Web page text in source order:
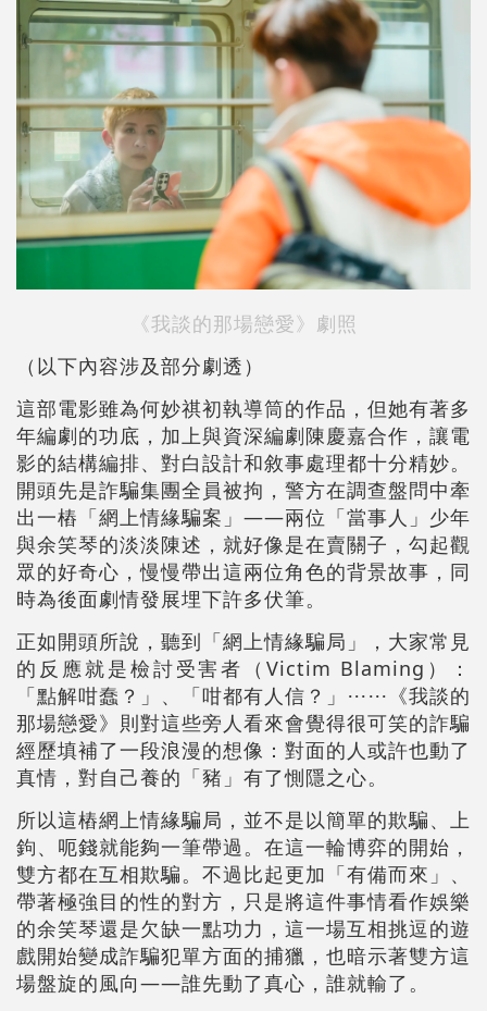
《我談的那場戀愛》劇照
（以下內容涉及部分劇透）
這部電影雖為何妙祺初執導筒的作品，但她有著多
年編劇的功底，加上與資深編劇陳慶嘉合作，讓電
影的結構編排、對白設計和敘事處理都十分精妙。
開頭先是詐騙集團全員被拘，警方在調查盤問中牽
出一樁「網上情緣騙案」——兩位「當事人」少年
與余笑琴的淡淡陳述，就好像是在賣關子，勾起觀
眾的好奇心，慢慢帶出這兩位角色的背景故事，同
時為後面劇情發展埋下許多伏筆。
正如開頭所說，聽到「網上情緣騙局」，大家常見
的反應就是檢討受害者（Victim Blaming）：
「點解咁蠢？」、「咁都有人信？」⋯⋯《我談的
那場戀愛》則對這些旁人看來會覺得很可笑的詐騙
經歷填補了一段浪漫的想像：對面的人或許也動了
真情，對自己養的「豬」有了惻隱之心。
所以這樁網上情緣騙局，並不是以簡單的欺騙、上
鉤、呃錢就能夠一筆帶過。在這一輪博弈的開始，
雙方都在互相欺騙。不過比起更加「有備而來」、
帶著極強目的性的對方，只是將這件事情看作娛樂
的余笑琴還是欠缺一點功力，這一場互相挑逗的遊
戲開始變成詐騙犯單方面的捕獵，也暗示著雙方這
場盤旋的風向——誰先動了真心，誰就輸了。